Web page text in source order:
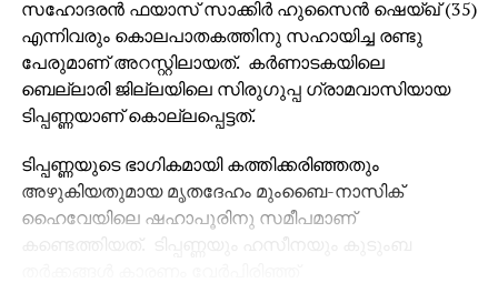
സഹോദരന്‍ ഫയാസ് സാക്കിര്‍ ഹുസൈന്‍ ഷെയ്ഖ് (35)
എന്നിവരും കൊലപാതകത്തിനു സഹായിച്ച രണ്ടു
പേരുമാണ് അറസ്റ്റിലായത്. കര്‍ണാടകയിലെ
ബെല്ലാരി ജില്ലയിലെ സിരുഗുപ്പ ഗ്രാമവാസിയായ
ടിപ്പണ്ണയാണ് കൊല്ലപ്പെട്ടത്.
ടിപ്പണ്ണയുടെ ഭാഗികമായി കത്തിക്കരിഞ്ഞതും
അഴുകിയതുമായ മൃതദേഹം മുംബൈ-നാസിക്
ഹൈവേയിലെ ഷഹാപൂരിനു സമീപമാണ്
കണ്ടെത്തിയത്. ടിപ്പണ്ണയും ഹസീനയും കുടുംബ